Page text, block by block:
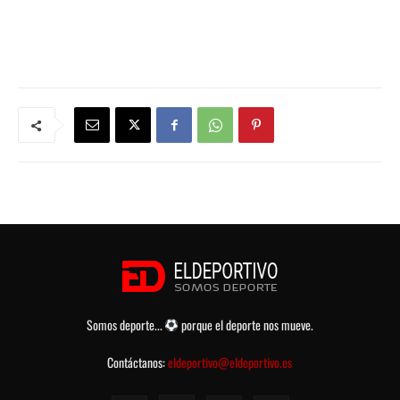
Somos deporte...
porque el deporte nos mueve.
Contáctanos:eldeportivo@eldeportivo.es